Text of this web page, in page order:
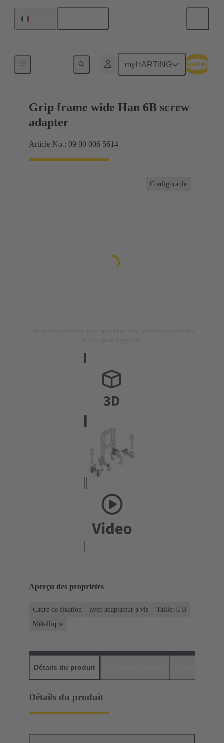
myHARTING
Grip frame wide Han 6B screw
adapter
Article No.: 09 00 006 5614
Configurable
Aperçu des propriétés
Cadre de fixation avec adaptateur à vis
Taille: 6 B
Métallique
Détails du produit
Détails du produit